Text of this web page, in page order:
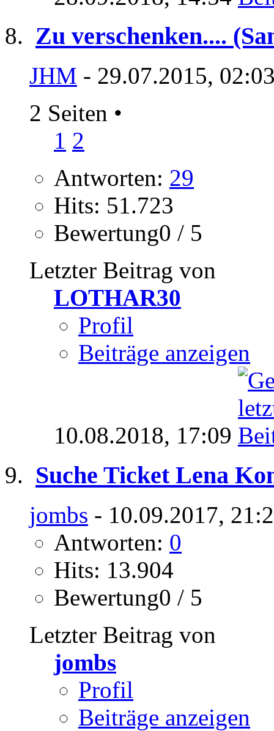
Zu verschenken....
JHM - 29.07.2015,
2 Seiten •
1 2
Antworten: 29
Hits: 51.723
Bewertung0 / 5
Letzter Beitrag von
LOTHAR30
Profil
Beiträge anzeigen
10.08.2018, 17:09
Suche Ticket Lena
jombs - 10.09.2017,
Antworten: 0
Hits: 13.904
Bewertung0 / 5
Letzter Beitrag von
jombs
Profil
Beiträge anzeigen